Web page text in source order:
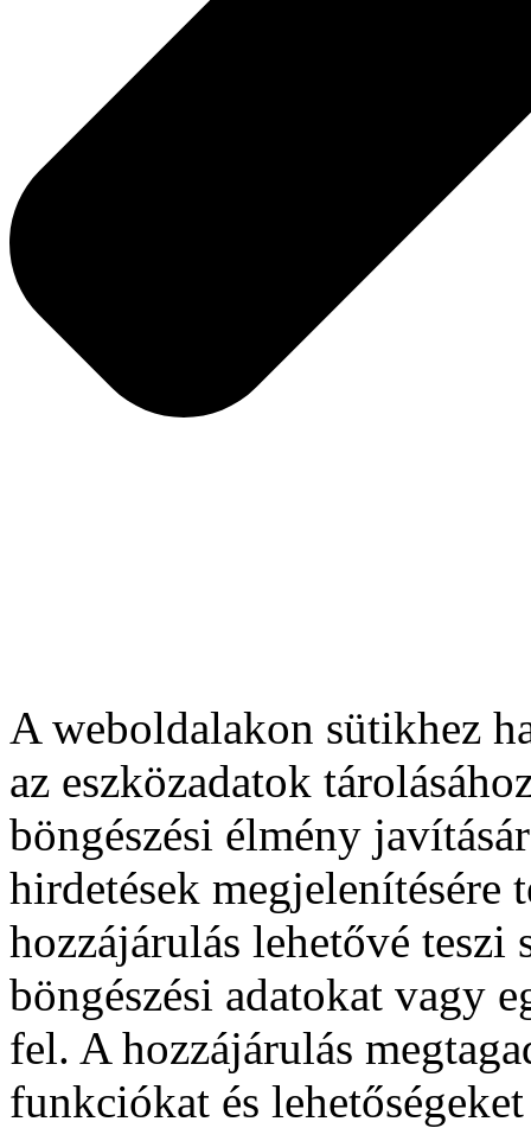
A weboldalakon sütikhez
az eszközadatok
böngészési élmény
hirdetések megjelenítésére
hozzájárulás lehetővé
böngészési adatokat vagy
fel. A hozzájárulás
funkciókat és